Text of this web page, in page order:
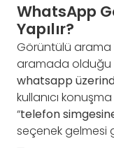
WhatsApp
Yapılır?
Görüntülü arama
aramada olduğu
whatsapp
kullanıcı
“telefon
seçenek gelmesi